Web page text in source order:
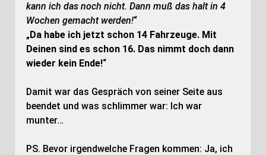
kann ich das noch nicht. Dann muß das halt in 4
Wochen gemacht werden!“
„Da habe ich jetzt schon 14 Fahrzeuge. Mit
Deinen sind es schon 16. Das nimmt doch dann
wieder kein Ende!“
Damit war das Gespräch von seiner Seite aus
beendet und was schlimmer war: Ich war
munter…
PS. Bevor irgendwelche Fragen kommen: Ja, ich